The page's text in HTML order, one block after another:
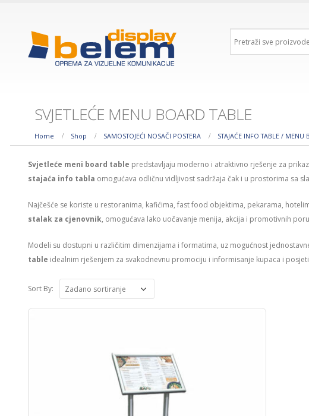
SVJETLEĆE MENU BOARD TABLE
Home Shop SAMOSTOJEĆI NOSAČI POSTERA STAJAĆE INFO TABLE / MENU
Svjetleće meni board table predstavljaju moderno i atraktivno rješenje za
stajaća info tabla omogućava odličnu vidljivost sadržaja čak i u prostorima sa
Najčešće se koriste u restoranima, kafićima, fast food objektima, pekarama,
stalak za cjenovnik, omogućava lako uočavanje menija, akcija i promotivnih
Modeli su dostupni u različitim dimenzijama i formatima, uz mogućnost
table idealnim rješenjem za svakodnevnu promociju i informisanje kupaca i
Sort By: